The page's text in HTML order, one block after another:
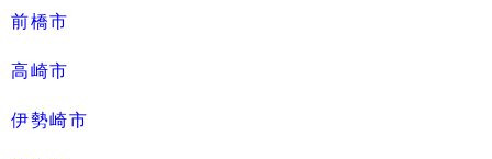
前橋市
高崎市
伊勢崎市